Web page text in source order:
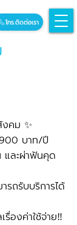
โทร.ติดต่อเรา
คม ✨
บาท/ปี
ละผ่าฟันคุด
รถรับบริการได้
องค่าใช้จ่าย‼️